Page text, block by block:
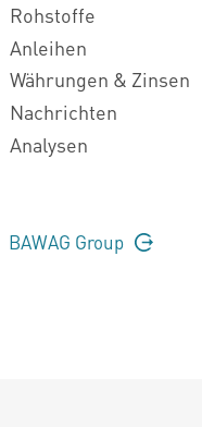
Rohstoffe
Anleihen
Währungen & Zinsen
Nachrichten
Analysen
BAWAG Group